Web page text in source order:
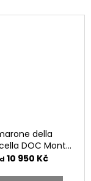
della
DOC Monte
Lodoletta.
10 950 Kč